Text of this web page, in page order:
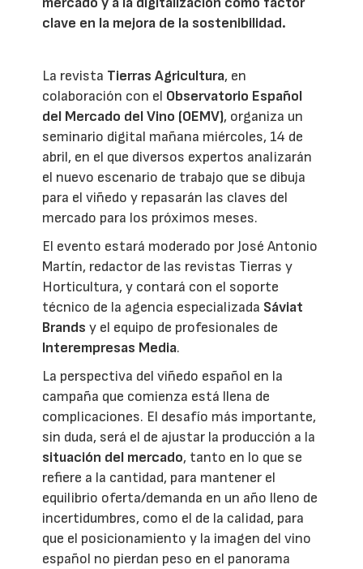
clave en la mejora de la sostenibilidad.
La revista Tierras Agricultura, en
colaboración con el Observatorio Español
del Mercado del Vino (OEMV), organiza un
seminario digital mañana miércoles, 14 de
abril, en el que diversos expertos analizarán
el nuevo escenario de trabajo que se dibuja
para el viñedo y repasarán las claves del
mercado para los próximos meses.
El evento estará moderado por José Antonio
Martín, redactor de las revistas Tierras y
Horticultura, y contará con el soporte
técnico de la agencia especializada Sáviat
Brands y el equipo de profesionales de
Interempresas Media.
La perspectiva del viñedo español en la
campaña que comienza está llena de
complicaciones. El desafío más importante,
sin duda, será el de ajustar la producción a la
situación del mercado, tanto en lo que se
refiere a la cantidad, para mantener el
equilibrio oferta/demanda en un año lleno de
incertidumbres, como el de la calidad, para
que el posicionamiento y la imagen del vino
español no pierdan peso en el panorama